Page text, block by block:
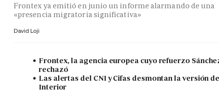
Frontex ya emitió en junio un informe alarmando de una
«presencia migratoria significativa»
David Loji
Frontex, la agencia europea cuyo refuerzo
rechazó
Las alertas del CNI y Cifas desmontan la versión
Interior